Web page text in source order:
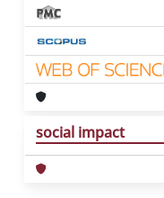
social impact